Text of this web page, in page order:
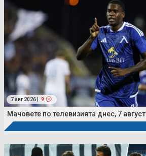
7 авг 2026 | 9
Мачовете по телевизията днес, 7 август